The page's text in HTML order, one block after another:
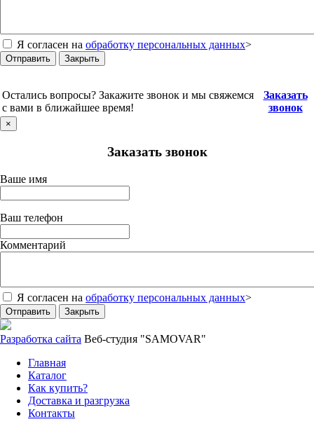
Я согласен на обработку персональных данных>
Отправить Закрыть
Остались вопросы? Закажите звонок и мы свяжемся
с вами в ближайшее время!
Заказать
звонок
×
Заказать звонок
Ваше имя
Ваш телефон
Комментарий
Я согласен на обработку персональных данных>
Отправить Закрыть
Разработка сайта Веб-студия "SAMOVAR"
Главная
Каталог
Как купить?
Доставка и разгрузка
Контакты